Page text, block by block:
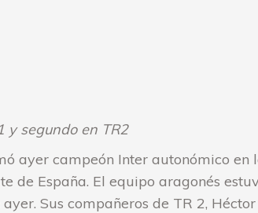
y segundo en TR2
ayer campeón Inter autonómico
de España. El equipo aragonés
Sus compañeros de TR 2,